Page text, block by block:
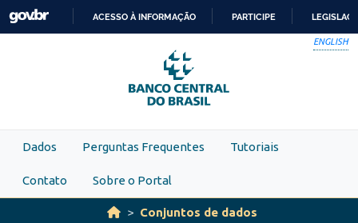
Skip to main content
PARA
O
CONTEÚDO
ACESSO À INFORMAÇÃO PARTICIPE
ENGLISH
Dados Perguntas Frequentes Tutoriais
Contato Sobre o Portal
Conjuntos de dados